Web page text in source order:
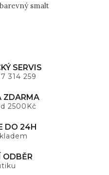
smalt
SERVIS
314 259
ZDARMA
2500Kč
DO 24H
ODBĚR